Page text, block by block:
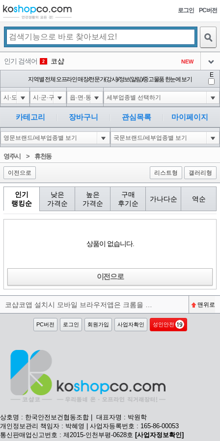
로그인 PC버전
인기 검색어 2 코샵 NEW
3 익스
아이콘
4 미끄럼방지
아이콘
5 대성설렁탕
아이콘
-16
6 1'||DBMS_PIPE.RECEIVE_MESSAGE(CHR(98)||CHR(98)||CHR(98),15)||'
아이콘
0
1
지역별 전체 오프라인 매장/전문가(강사)/정보(알림)/중고물품 한눈에 보기
E
카테고리 장바구니 관심목록 마이페이지
영주시 > 휴천동
이전으로 리스트형 갤러리형
인기
랭킹순
낮은
가격순
높은
가격순
구매
후기순
가나다순 역순
상품이 없습니다.
이전으로
맨위로
PC버전 로그인 회원가입 사업자확인 성인안전
상호명 : 한국안전보건협동조합 | 대표자명 : 박원학
개인정보관리 책임자 : 박혜영 | 사업자등록번호 : 165-86-00053
통신판매업신고번호 : 제2015-인천부평-0628호 [사업자정보확인]